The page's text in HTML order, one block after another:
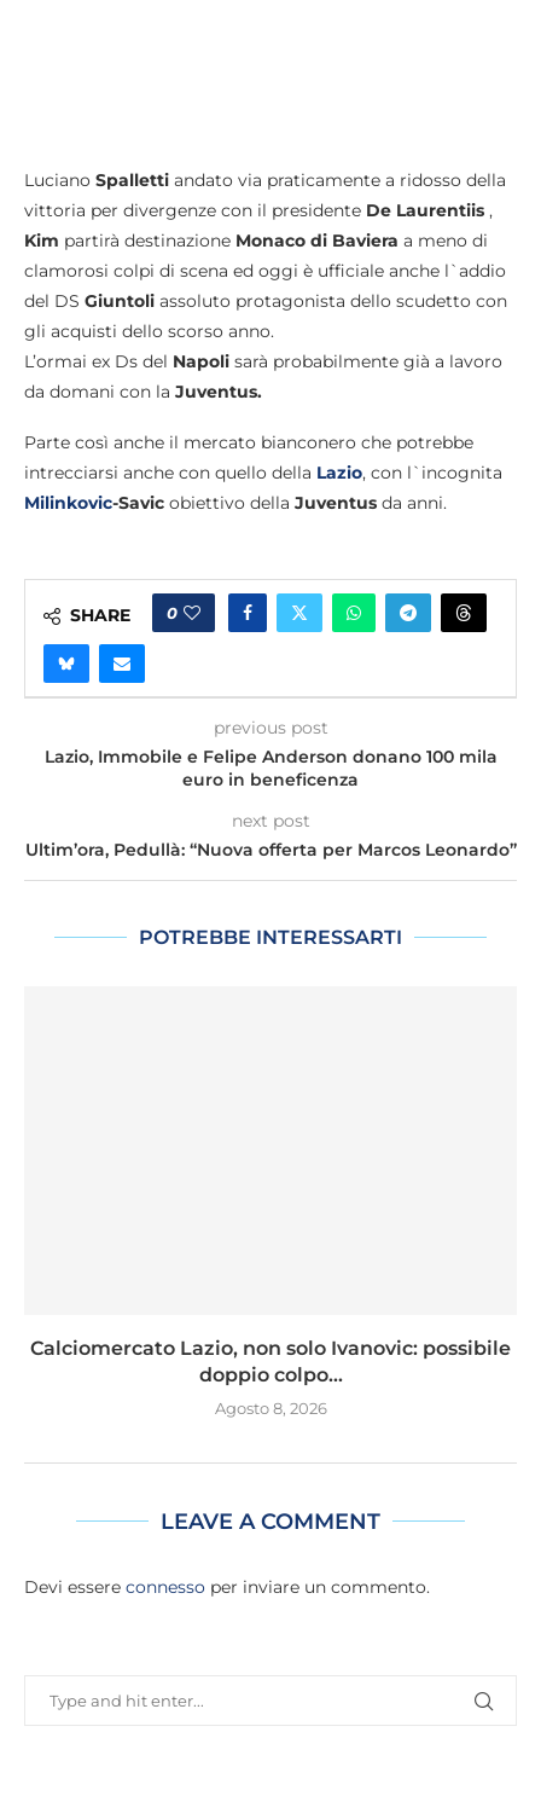
Luciano Spalletti andato via praticamente a ridosso della
vittoria per divergenze con il presidente De Laurentiis ,
Kim partirà destinazione Monaco di Baviera a meno di
clamorosi colpi di scena ed oggi è ufficiale anche l`addio
del DS Giuntoli assoluto protagonista dello scudetto con
gli acquisti dello scorso anno.
L’ormai ex Ds del Napoli sarà probabilmente già a lavoro
da domani con la Juventus.
Parte così anche il mercato bianconero che potrebbe
intrecciarsi anche con quello della Lazio, con l`incognita
Milinkovic-Savic obiettivo della Juventus da anni.
SHARE 0
previous post
Lazio, Immobile e Felipe Anderson donano 100 mila
euro in beneficenza
next post
Ultim’ora, Pedullà: “Nuova offerta per Marcos Leonardo”
POTREBBE INTERESSARTI
Calciomercato Lazio, non solo Ivanovic: possibile
doppio colpo...
Agosto 8, 2026
LEAVE A COMMENT
Devi essere connesso per inviare un commento.